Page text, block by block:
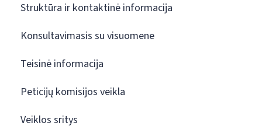
Struktūra ir kontaktinė informacija
Konsultavimasis su visuomene
Teisinė informacija
Peticijų komisijos veikla
Veiklos sritys